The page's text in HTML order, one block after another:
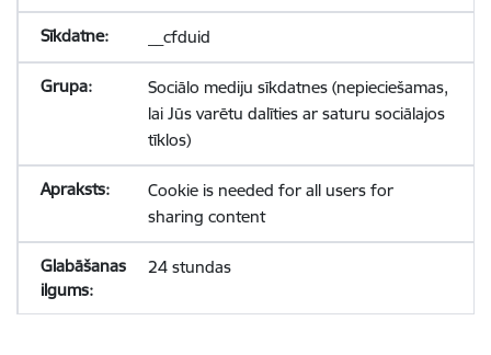
__cfduid
Sociālo mediju sīkdatnes (nepieciešamas,
lai Jūs varētu dalīties ar saturu sociālajos
tīklos)
Cookie is needed for all users for
sharing content
24 stundas